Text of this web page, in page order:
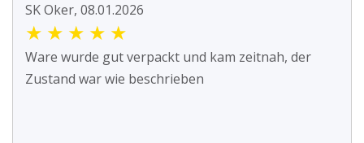
SK Oker, 08.01.2026
★ ★ ★ ★ ★
Ware wurde gut verpackt und kam zeitnah, der
Zustand war wie beschrieben